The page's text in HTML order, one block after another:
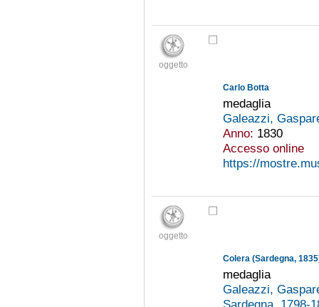
oggetto
Carlo Botta
medaglia
Galeazzi,
Anno: 1830
Accesso online
https://
oggetto
Colera (Sardegna,
medaglia
Galeazzi,
Sardegna, 1798-